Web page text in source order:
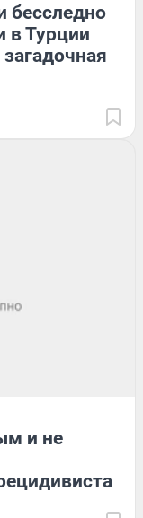
бесследно
в Турции
и не